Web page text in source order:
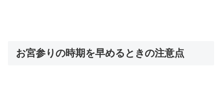
お宮参りの時期を早めるときの注意点